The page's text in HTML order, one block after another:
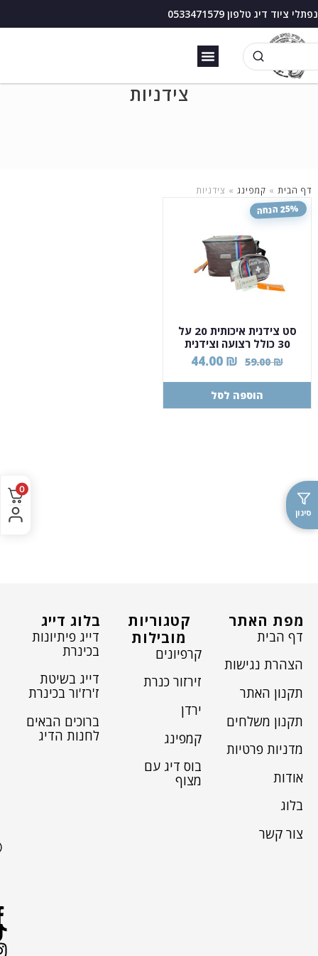
נפתלי ציוד דיג טלפון 0533471579
צידניות
דף הבית» קמפינג» צידניות
סינון
25% הנחה
סט צידנית איכותית 20 על
30 כולל רצועה וצידנית
לתרופות.59.00₪
44.00 ₪
הוספה לסל
מפת האתר
דף הבית
הצהרת נגישות
תקנון האתר
תקנון משלחים
מדניות פרטיות
אודות
בלוג
צור קשר
קטגוריות
מובילות
קרפיונים
זירזור כנרת
ירדן
קמפינג
בוס דיג עם
מצוף
בלוג דייג
דייג פיתיונות
בכינרת
דייג בשיטת
ז'רז'ור בכינרת
ברוכים הבאים
לחנות הדיג
0